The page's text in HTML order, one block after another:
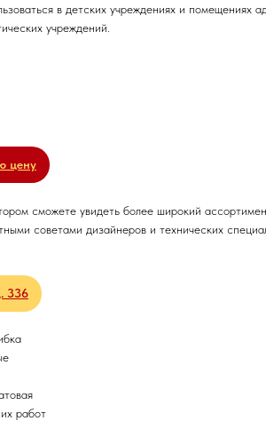
в детских учреждениях и помещениях
учреждений.
цену
сможете увидеть более широкий
советами дизайнеров и технических
336
работ